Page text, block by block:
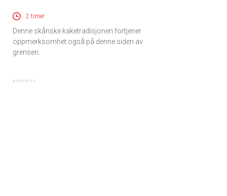
2 timer
Denne skånske kaketradisjonen fortjener
oppmerksomhet også på denne siden av
grensen.